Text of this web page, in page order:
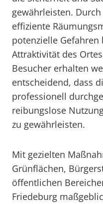
gewährleisten.
effiziente
potenzielle
Attraktivität des
Besucher erhalten
entscheidend, dass
professionell
reibungslose
zu gewährleisten.
Mit gezielten
Grünflächen,
öffentlichen
Friedeburg